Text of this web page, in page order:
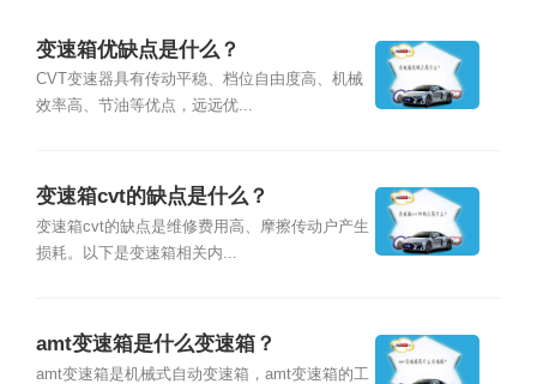
变速箱优缺点是什么？
CVT变速器具有传动平稳、档位自由度高、机械
效率高、节油等优点，远远优...
变速箱cvt的缺点是什么？
变速箱cvt的缺点是维修费用高、摩擦传动户产生
损耗。以下是变速箱相关内...
amt变速箱是什么变速箱？
amt变速箱是机械式自动变速箱，amt变速箱的工